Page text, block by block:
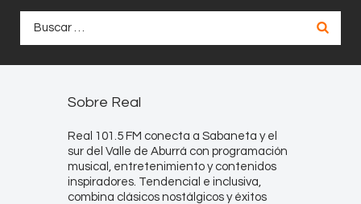
Sobre Real
Real 101.5 FM conecta a Sabaneta y el
sur del Valle de Aburrá con programación
musical, entretenimiento y contenidos
inspiradores. Tendencial e inclusiva,
combina clásicos nostálgicos y éxitos